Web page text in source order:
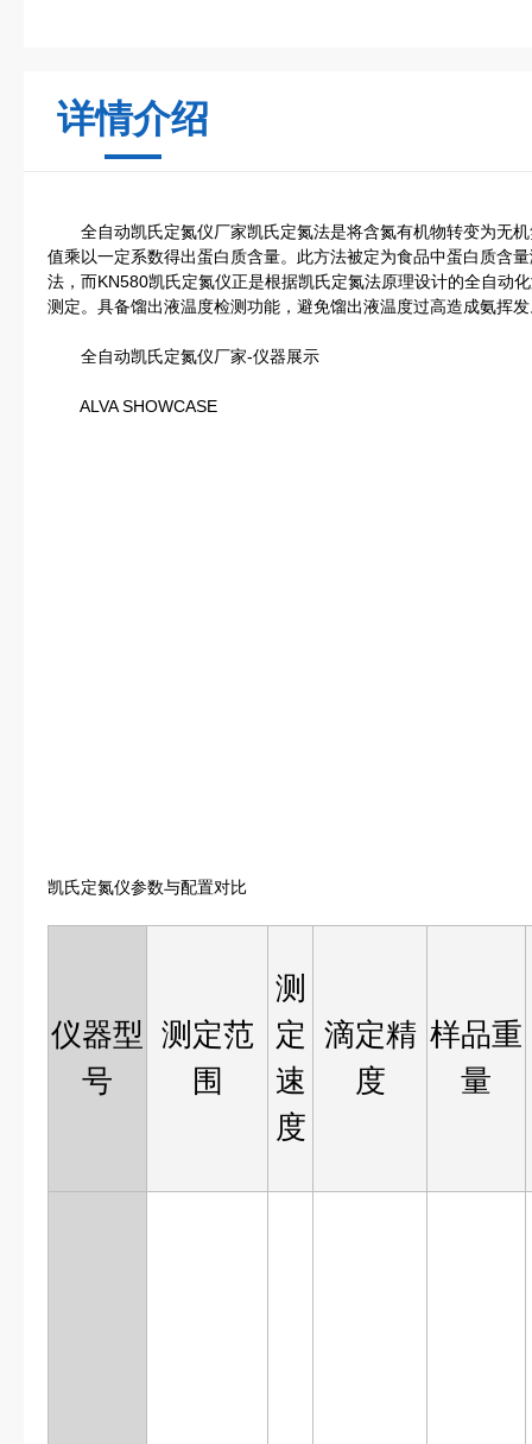
详情介绍
全自动凯氏定氮仪厂家凯氏定氮法是将含氮有机物转变为无机
值乘以一定系数得出蛋白质含量。此方法被定为食品中蛋白质含
法，而KN580凯氏定氮仪正是根据凯氏定氮法原理设计的全自动
测定。具备馏出液温度检测功能，避免馏出液温度过高造成氨挥
全自动凯氏定氮仪厂家-仪器展示
ALVA SHOWCASE
凯氏定氮仪参数与配置对比
仪器型
号
测定范
围
测
定
速
度
滴定精
度
样品重
量